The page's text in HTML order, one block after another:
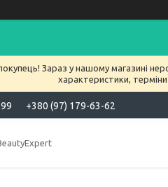
Зараз у нашому магазині
характеристики,
+380 (97) 179-63-62